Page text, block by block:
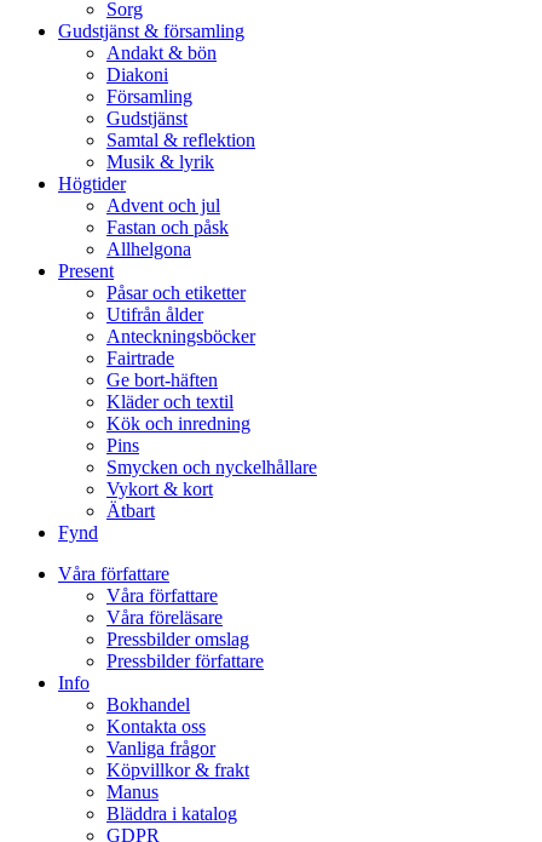
Sorg
Gudstjänst & församling
Andakt & bön
Diakoni
Församling
Gudstjänst
Samtal & reflektion
Musik & lyrik
Högtider
Advent och jul
Fastan och påsk
Allhelgona
Present
Påsar och etiketter
Utifrån ålder
Anteckningsböcker
Fairtrade
Ge bort-häften
Kläder och textil
Kök och inredning
Pins
Smycken och nyckelhållare
Vykort & kort
Ätbart
Fynd
Våra författare
Våra författare
Våra föreläsare
Pressbilder omslag
Pressbilder författare
Info
Bokhandel
Kontakta oss
Vanliga frågor
Köpvillkor & frakt
Manus
Bläddra i katalog
GDPR